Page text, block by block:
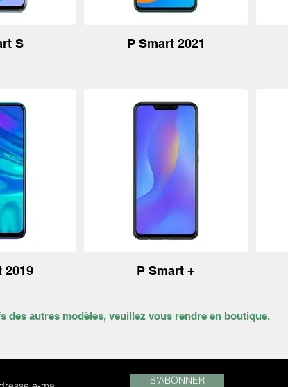
S P Smart 2021
2019 P Smart +
des autres modèles, veuillez vous rendre en boutique.
S'ABONNER